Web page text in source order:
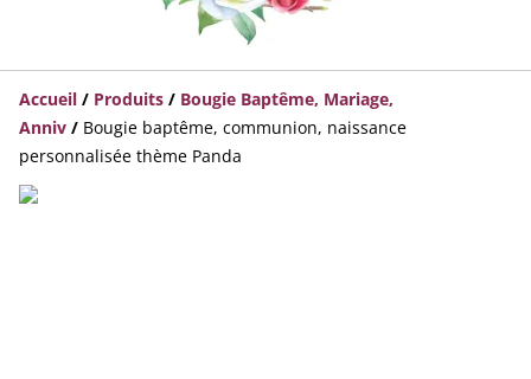
Accueil / Produits / Bougie Baptême, Mariage,
Anniv / Bougie baptême, communion, naissance
personnalisée thème Panda